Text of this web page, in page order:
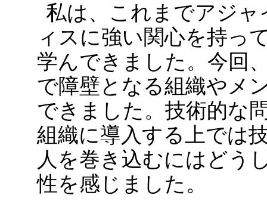
私は、これまでアジ
ィスに強い関心を持っ
学んできました。今回
で障壁となる組織やメ
できました。技術的な
組織に導入する上では
人を巻き込むにはどう
性を感じました。